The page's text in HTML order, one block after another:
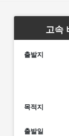
고속
출발지
목적지
출발일